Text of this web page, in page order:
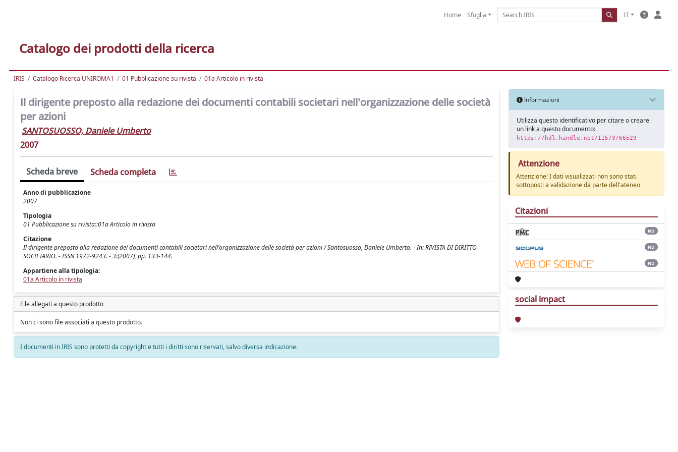
Home Sfoglia IT
Catalogo dei prodotti della ricerca
IRIS Catalogo Ricerca UNIROMA1 01 Pubblicazione su rivista 01a Articolo in rivista
Il dirigente preposto alla redazione dei documenti contabili societari nell'organizzazione delle società
per azioni
SANTOSUOSSO, Daniele Umberto
2007
Scheda breve Scheda completa
Anno di pubblicazione
2007
Tipologia
01 Pubblicazione su rivista::01a Articolo in rivista
Citazione
Il dirigente preposto alla redazione dei documenti contabili societari nell'organizzazione delle società per azioni / Santosuosso, Daniele Umberto. - In: RIVISTA DI DIRITTO
SOCIETARIO. - ISSN 1972-9243. - 3:(2007), pp. 133-144.
Appartiene alla tipologia:
01a Articolo in rivista
File allegati a questo prodotto
Non ci sono file associati a questo prodotto.
I documenti in IRIS sono protetti da copyright e tutti i diritti sono riservati, salvo diversa indicazione.
Informazioni
Utilizza questo identificativo per citare o creare
un link a questo documento:
https://hdl.handle.net/11573/66529
Attenzione
Attenzione! I dati visualizzati non sono stati
sottoposti a validazione da parte dell'ateneo
Citazioni
ND
ND
ND
social impact